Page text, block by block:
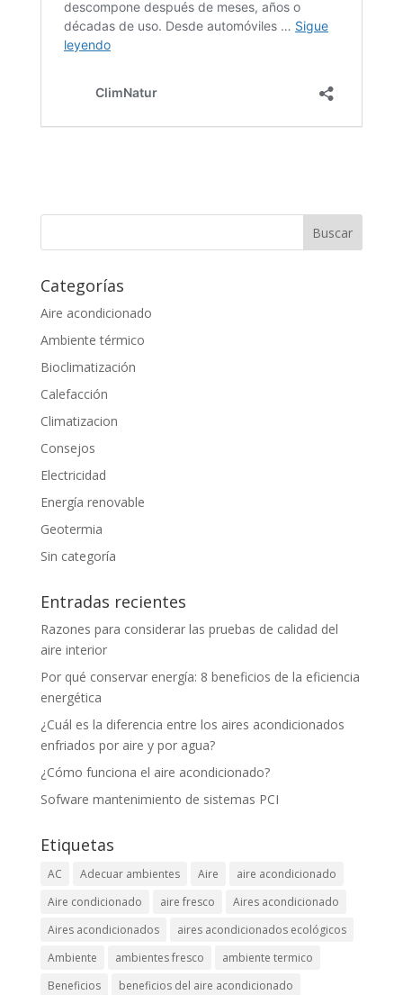
Categorías
Aire acondicionado
Ambiente térmico
Bioclimatización
Calefacción
Climatizacion
Consejos
Electricidad
Energía renovable
Geotermia
Sin categoría
Entradas recientes
Razones para considerar las pruebas de calidad del
aire interior
Por qué conservar energía: 8 beneficios de la eficiencia
energética
¿Cuál es la diferencia entre los aires acondicionados
enfriados por aire y por agua?
¿Cómo funciona el aire acondicionado?
Sofware mantenimiento de sistemas PCI
Etiquetas
AC Adecuar ambientes Aire
aire acondicionado
Aire condicionado
aire fresco
Aires acondicionado
Aires acondicionados
aires acondicionados ecológicos
Ambiente
ambientes fresco
ambiente termico
Beneficios
beneficios del aire acondicionado